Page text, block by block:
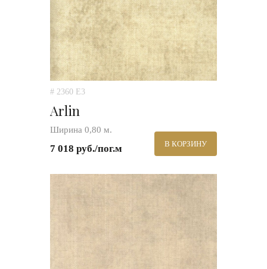
# 2360 E3
Arlin
Ширина 0,80 м.
7 018 руб./пог.м В КОРЗИНУ